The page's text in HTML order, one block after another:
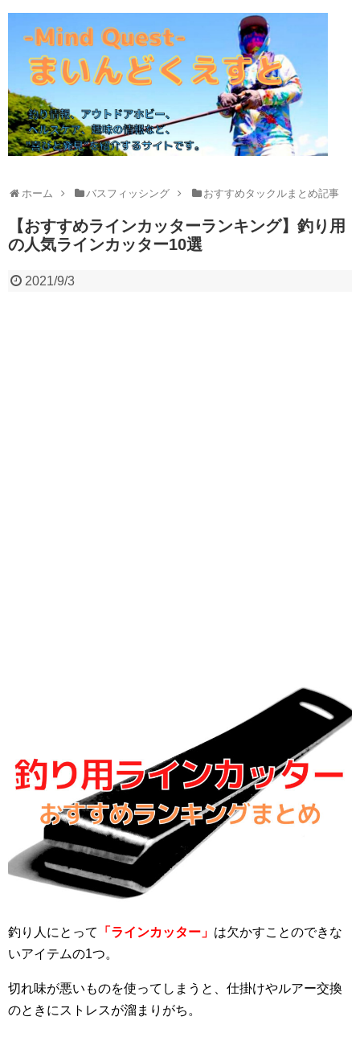
ホーム バスフィッシング おすすめタックルまとめ記事
【おすすめラインカッターランキング】釣り用
の人気ラインカッター10選
2021/9/3
釣り人にとって 「ラインカッター」 は欠かすことのできな
いアイテムの1つ。
切れ味が悪いものを使ってしまうと、仕掛けやルアー交換
のときにストレスが溜まりがち。